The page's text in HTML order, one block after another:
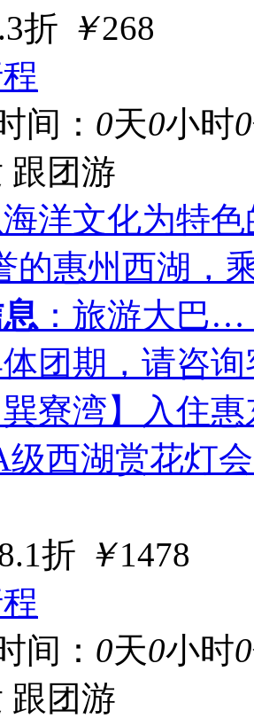
折 ￥268
间： 0天0小时0
跟团游
洋文化为特
的惠州西湖，
：旅游大巴…
体团期，请咨
巽寮湾】入住
级西湖赏花灯
折 ￥1478
间： 0天0小时0
跟团游